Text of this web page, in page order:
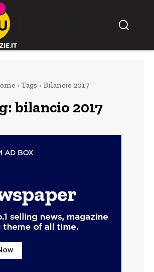
Tags Bilancio 2017
bilancio 2017